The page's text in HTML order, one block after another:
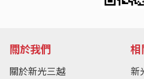
關於我們
關於新光三越
相
新